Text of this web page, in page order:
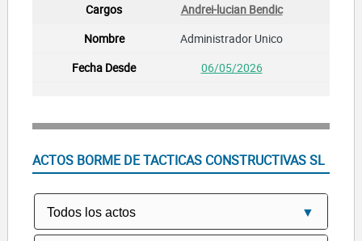
Andrei-lucian Bendic
Administrador Unico
06/05/2026
ACTOS BORME DE TACTICAS CONSTRUCTIVAS SL